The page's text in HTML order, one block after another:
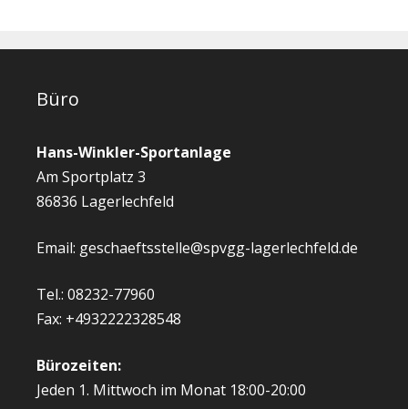
Büro
Hans-Winkler-Sportanlage
Am Sportplatz 3
86836 Lagerlechfeld
Email: geschaeftsstelle@spvgg-lagerlechfeld.de
Tel.: 08232-77960
Fax: +4932222328548
Bürozeiten:
Jeden 1. Mittwoch im Monat 18:00-20:00